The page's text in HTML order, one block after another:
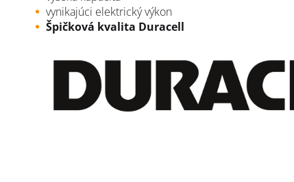
vynikajúci elektrickývýkon
Špičková kvalita Duracell